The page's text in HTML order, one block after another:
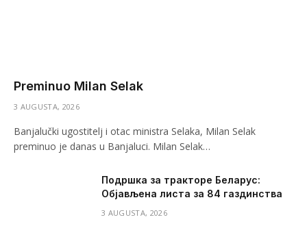
Preminuo Milan Selak
3 AUGUSTA, 2026
Banjalučki ugostitelj i otac ministra Selaka, Milan Selak
preminuo je danas u Banjaluci. Milan Selak…
Подршка за тракторе Беларус:
Објављена листа за 84 газдинства
3 AUGUSTA, 2026